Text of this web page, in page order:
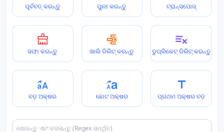
ପୂର୍ବବତ୍ କରନ୍ତୁ ପୁନଃ କରନ୍ତୁ ଟ୍ରାନ୍ସପୋଜ୍
ସଫା କରନ୍ତୁ ଖାଲି ଡିଲିଟ୍ କରନ୍ତୁ ଡୁପ୍ଲିକେଟ୍ ଡିଲିଟ୍ କରନ୍ତୁ
ବଡ଼ ଅକ୍ଷର ଛୋଟ ଅକ୍ଷର ପ୍ରଥମ ଅକ୍ଷର ବଡ଼